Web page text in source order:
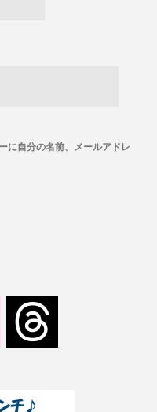
に自分の名前、メールアドレ
threads